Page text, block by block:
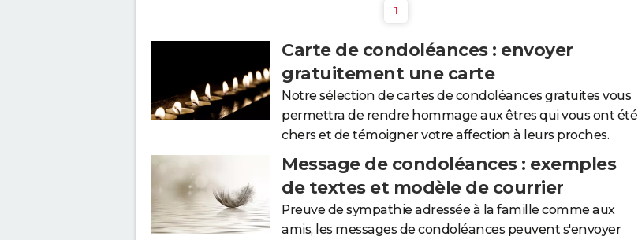
1
Carte de condoléances : envoyer
gratuitement une carte
Notre sélection de cartes de condoléances gratuites vous
permettra de rendre hommage aux êtres qui vous ont été
chers et de témoigner votre affection à leurs proches.
Message de condoléances : exemples
de textes et modèle de courrier
Preuve de sympathie adressée à la famille comme aux
amis, les messages de condoléances peuvent s'envoyer